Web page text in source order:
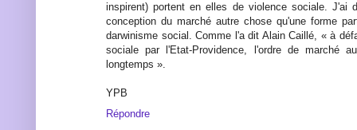
inspirent) portent en elles de violence sociale. J'ai
conception du marché autre chose qu'une forme
darwinisme social. Comme l'a dit Alain Caillé, « à
sociale par l'Etat-Providence, l'ordre de marché
longtemps ».
YPB
Répondre